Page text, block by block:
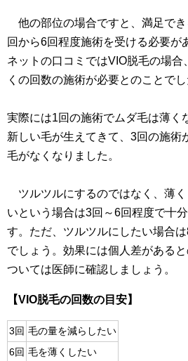
他の部位の場合ですと、満足で
回から6回程度施術を受ける必要が
ネットの口コミではVIO脱毛の場合
くの回数の施術が必要とのことでし
実際には1回の施術でムダ毛は薄く
新しい毛が生えてきて、3回の施術
毛がなくなりました。
ツルツルにするのではなく、薄
いという場合は3回～6回程度で十
す。ただ、ツルツルにしたい場合
でしょう。効果には個人差がある
ついては医師に確認しましょう。
【VIO脱毛の回数の目安】
3回 毛の量を減らしたい
6回 毛を薄くしたい